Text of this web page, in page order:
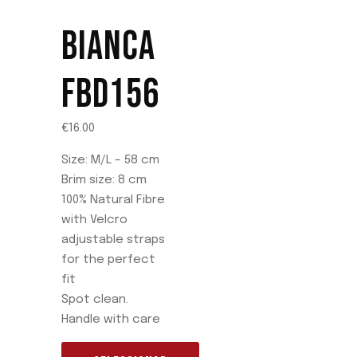
BIANCA
FBD156
€16.00
Size: M/L – 58 cm
Brim size: 8 cm
100% Natural Fibre
with Velcro
adjustable straps
for the perfect
fit
Spot clean.
Handle with care